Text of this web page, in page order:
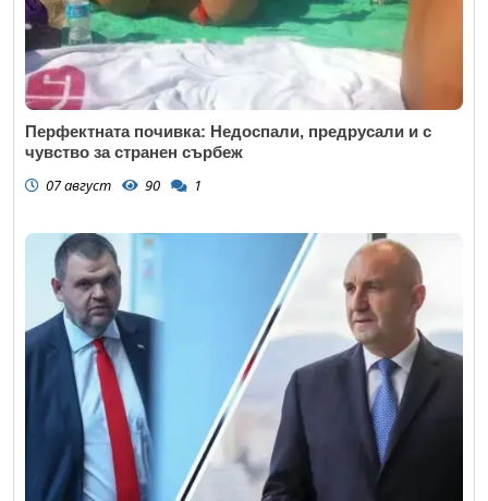
Перфектната почивка: Недоспали, предрусали и с
чувство за странен сърбеж
07 август 90 1